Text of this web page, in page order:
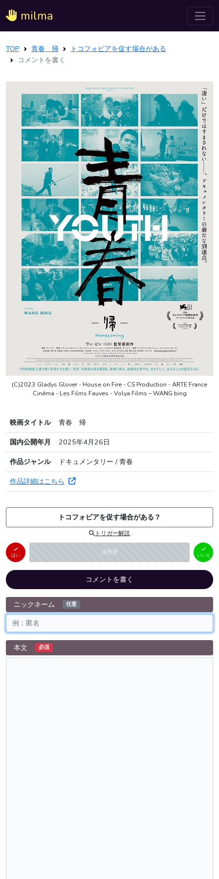
milma
TOP 青春 帰
トコフォビアを促す場合がある
コメントを書く
(C)2023 Gladys Glover - House on Fire - CS Production - ARTE France
Cinéma - Les Films Fauves - Volya Films – WANG bing
映画タイトル
青春 帰
国内公開年月
2025年4月26日
作品ジャンル
ドキュメンタリー / 青春
作品詳細はこちら
トコフォビアを促す場合がある？
トリガー解説
はい 未投票
いいえ
（ 0件）
いいえ
コメントを書く
ニックネーム 任意
本文 必須